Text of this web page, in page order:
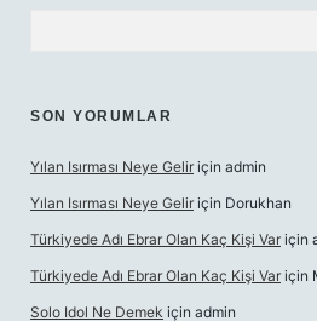
SON YORUMLAR
Yılan Isırması Neye Gelir için admin
Yılan Isırması Neye Gelir için Dorukhan
Türkiyede Adı Ebrar Olan Kaç Kişi Var için
Türkiyede Adı Ebrar Olan Kaç Kişi Var için
Solo Idol Ne Demek için admin